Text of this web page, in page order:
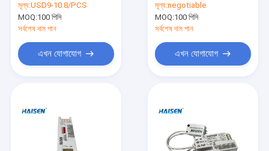
পণ্য
মূল্য:USD9-10.8/PCS
MOQ:100 পিসি
সর্বশেষ দাম পান
এখন যোগাযোগ
মূল্য:negotiable
MOQ:100 পিসি
সর্বশেষ দাম পান
এখন যোগাযোগ